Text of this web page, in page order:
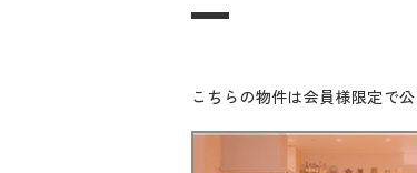
こちらの物件は会員様限定で